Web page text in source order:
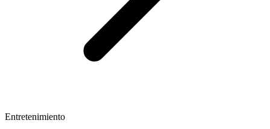
Entretenimiento